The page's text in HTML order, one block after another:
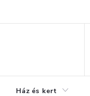
Ház és kert